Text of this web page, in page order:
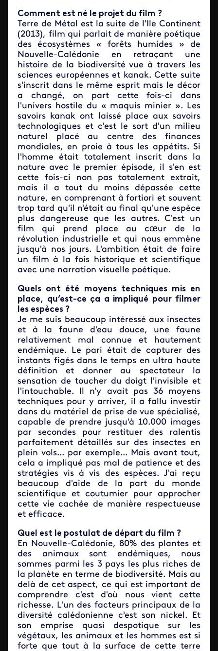
Comment est né le projet du film ?
Terre de Métal est la suite de l'Ile Continent
(2013), film qui parlait de manière poétique
des écosystèmes « forêts humides » de
Nouvelle-Calédonie en retraçant une
histoire de la biodiversité vue à travers les
sciences européennes et kanak. Cette suite
s'inscrit dans le même esprit mais le décor
a changé, on part cette fois-ci dans
l'univers hostile du « maquis minier ». Les
savoirs kanak ont laissé place aux savoirs
technologiques et c'est le sort d'un milieu
naturel placé au centre des finances
mondiales, en proie à tous les appétits. Si
l'homme était totalement inscrit dans la
nature avec le premier épisode, il s'en est
cette fois-ci non pas totalement extrait,
mais il a tout du moins dépassée cette
nature, en comprenant à fortiori et souvent
trop tard qu'il n'était au final qu'une espèce
plus dangereuse que les autres. C'est un
film qui prend place au cœur de la
révolution industrielle et qui nous emmène
jusqu'à nos jours. L'ambition était de faire
un film à la fois historique et scientifique
avec une narration visuelle poétique.
Quels ont été moyens techniques mis en
place, qu’est-ce ça a impliqué pour filmer
les espèces ?
Je me suis beaucoup intéressé aux insectes
et à la faune d'eau douce, une faune
relativement mal connue et hautement
endémique. Le pari était de capturer des
instants figés dans le temps en ultra haute
définition et donner au spectateur la
sensation de toucher du doigt l'invisible et
l'intouchable. Il n'y avait pas 36 moyens
techniques pour y arriver, il a fallu investir
dans du matériel de prise de vue spécialisé,
capable de prendre jusqu'à 10.000 images
par secondes pour restituer des ralentis
parfaitement détaillés sur des insectes en
plein vols... par exemple... Mais avant tout,
cela a impliqué pas mal de patience et des
stratégies vis à vis des espèces. J'ai reçu
beaucoup d'aide de la part du monde
scientifique et coutumier pour approcher
cette vie cachée de manière respectueuse
et efficace.
Quel est le postulat de départ du film ?
En Nouvelle-Calédonie, 80% des plantes et
des animaux sont endémiques, nous
sommes parmi les 3 pays les plus riches de
la planète en terme de biodiversité. Mais au
delà de cet aspect, ce qui est important de
comprendre c'est d'où nous vient cette
richesse. L'un des facteurs principaux de la
diversité calédonienne c'est son nickel. Et
son emprise quasi despotique sur les
végétaux, les animaux et les hommes est si
forte que tout à la surface de cette terre